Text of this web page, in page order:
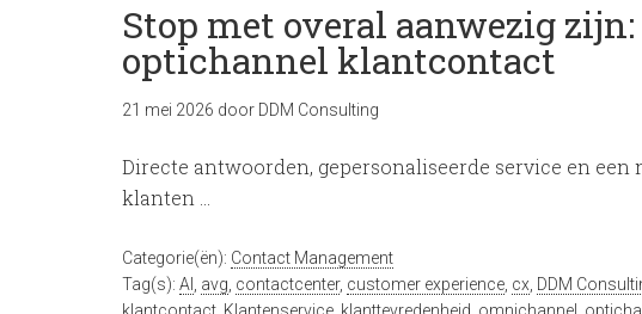
Stop met overal aanwezig
optichannel klantcontact
21 mei 2026 door DDM Consulting
Directe antwoorden, gepersonaliseerde service en een
klanten …
Categorie(ën): Contact Management
Tag(s): AI avg contactcenter, customer experience cx DDM